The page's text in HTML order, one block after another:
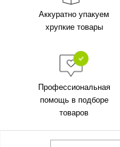
Аккуратно упакуем
хрупкие товары
Профессиональная
помощь в подборе
товаров